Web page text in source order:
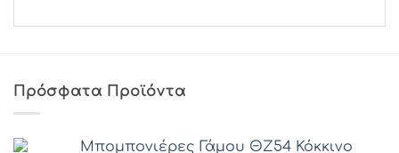
Πρόσφατα Προϊόντα
Μπομπονιέρες Γάμου ΘZ54 Κόκκινο